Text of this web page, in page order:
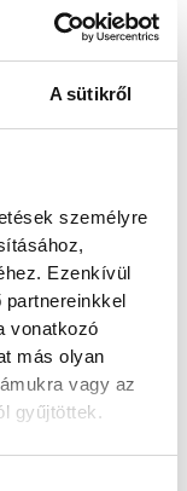
A sütikről
személyre
Ezenkívül
partnereinkkel
vonatkozó
más olyan
vagy az
gyűjtöttek.